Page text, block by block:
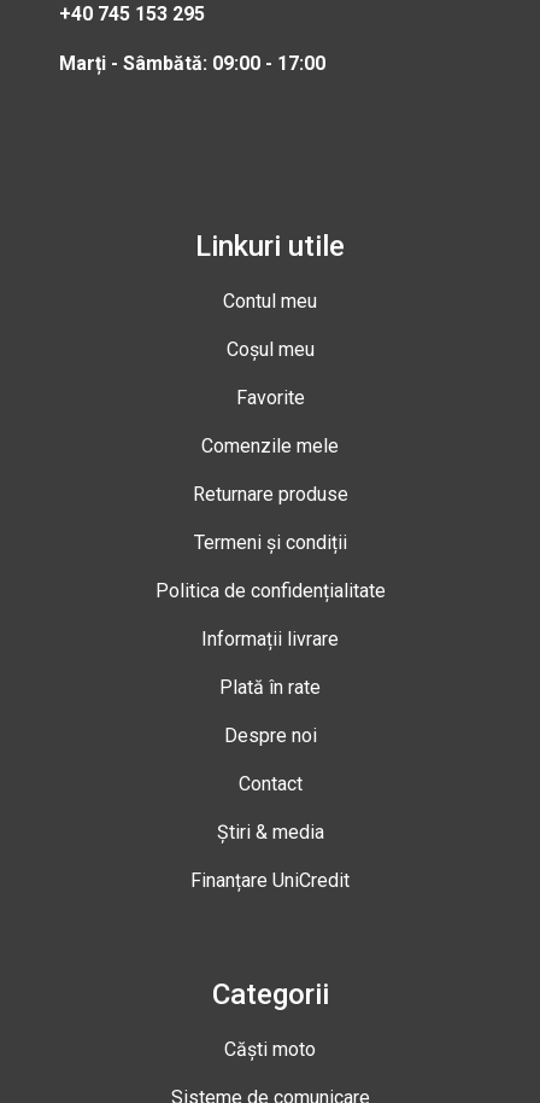
+40 745 153 295
Marți - Sâmbătă: 09:00 - 17:00
Linkuri utile
Contul meu
Coșul meu
Favorite
Comenzile mele
Returnare produse
Termeni și condiții
Politica de confidențialitate
Informații livrare
Plată în rate
Despre noi
Contact
Știri & media
Finanțare UniCredit
Categorii
Căști moto
Sisteme de comunicare